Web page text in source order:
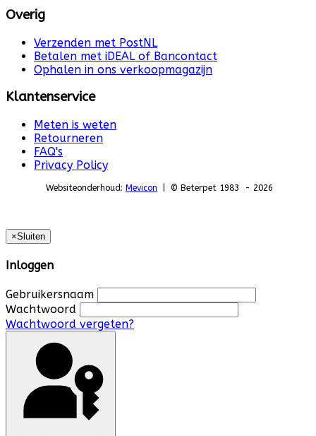
Overig
Verzenden met PostNL
Betalen met iDEAL of Bancontact
Ophalen in ons verkoopmagazijn
Klantenservice
Meten is weten
Retourneren
FAQ's
Privacy Policy
Websiteonderhoud: Mevicon | © Beterpet 1983 - 2026
×Sluiten
Inloggen
Gebruikersnaam
Wachtwoord
Wachtwoord vergeten?